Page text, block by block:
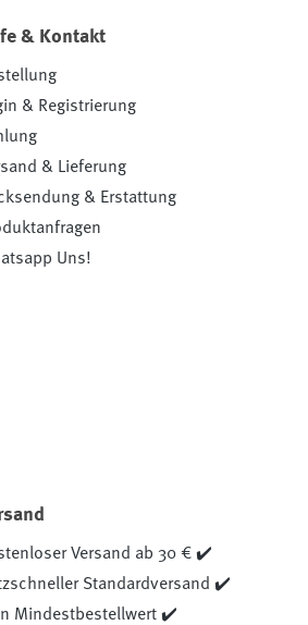
& Kontakt
& Registrierung
& Lieferung
& Erstattung
Uns!
Versand ab 30 € ✔️
Standardversand ✔️
Mindestbestellwert ✔️